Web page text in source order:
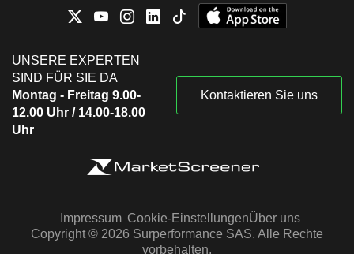
UNSERE EXPERTEN
SIND FÜR SIE DA
Montag - Freitag 9.00-
12.00 Uhr / 14.00-18.00
Uhr
Kontaktieren Sie uns
Impressum Cookie-EinstellungenÜber uns
Copyright © 2026 Surperformance SAS. Alle Rechte
vorbehalten.